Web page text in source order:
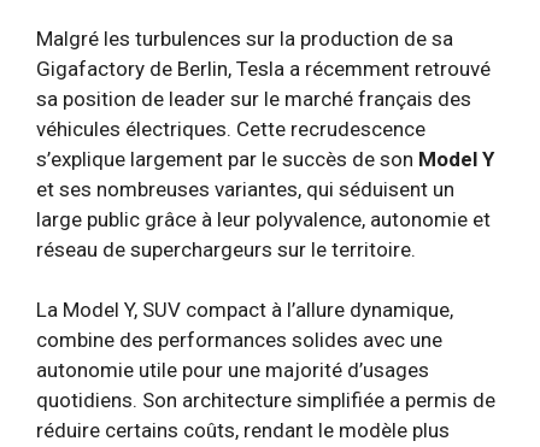
Malgré les turbulences sur la production de sa
Gigafactory de Berlin, Tesla a récemment retrouvé
sa position de leader sur le marché français des
véhicules électriques. Cette recrudescence
s’explique largement par le succès de son Model Y
et ses nombreuses variantes, qui séduisent un
large public grâce à leur polyvalence, autonomie et
réseau de superchargeurs sur le territoire.
La Model Y, SUV compact à l’allure dynamique,
combine des performances solides avec une
autonomie utile pour une majorité d’usages
quotidiens. Son architecture simplifiée a permis de
réduire certains coûts, rendant le modèle plus